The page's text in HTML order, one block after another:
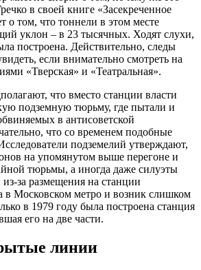
в своей книге «Засекреченное
том, что тоннели в этом месте
уклон – в 23 тысячных. Ходят слухи,
построена. Действительно, следы
если внимательно смотреть на
«Тверская» и «Театральная».
что вместо станции власти
подземную тюрьму, где пытали и
в антисоветской
что со временем подобные
подземелий утверждают,
на упомянутом выше перегоне и
тюрьмы, а иногда даже силуэты
за размещения на станции
в Московском метро и возник слишком
в 1979 году была построена станция
его на две части.
линии